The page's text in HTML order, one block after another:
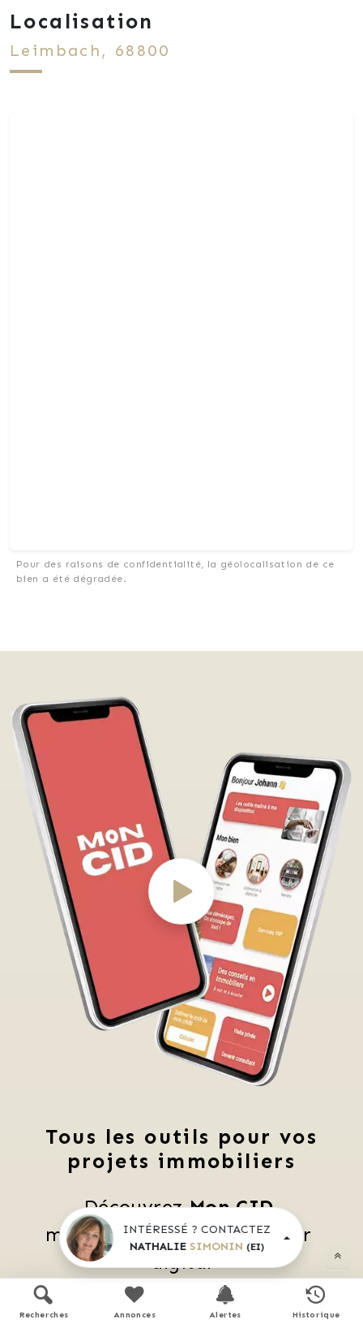
Localisation
Leimbach, 68800
Pour des raisons de confidentialité, la géolocalisation de ce
bien a été dégradée.
Tous les outils pour vos
projets immobiliers
Découvrez Mon CID,
mon compagnon immobilier
digital
Accès à toutes les ventes immobilières,
boussole à réalité augmentée,
tester le débit de votre futur achat,
INTÉRESSÉ ? CONTACTEZ
NATHALIE SIMONIN (EI)
Recherches Annonces Alertes Historique